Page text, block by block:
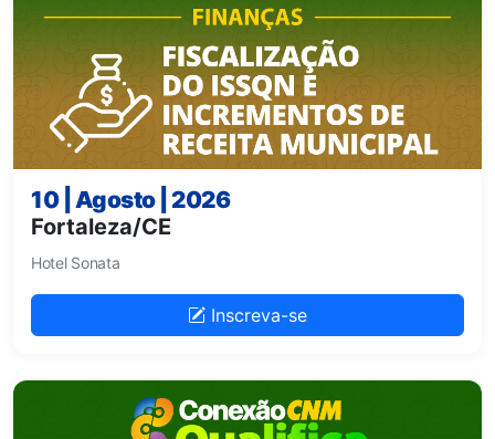
10 | Agosto | 2026
Fortaleza/CE
Hotel Sonata
Inscreva-se